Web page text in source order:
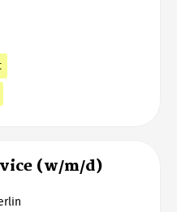
(w/m/d)